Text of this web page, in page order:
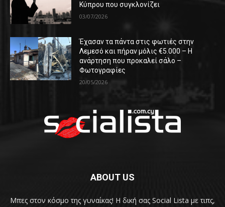
Κύπρου που συγκλονίζει
03/07/2026
Έχασαν τα πάντα στις φωτιές στην
Λεμεσό και πήραν μόλις €5.000 – Η
ανάρτηση που προκαλεί σάλο –
Φωτογραφίες
20/05/2026
ABOUT US
Μπες στον κόσμο της γυναίκας! H δική σας Social Lista με τιπς,